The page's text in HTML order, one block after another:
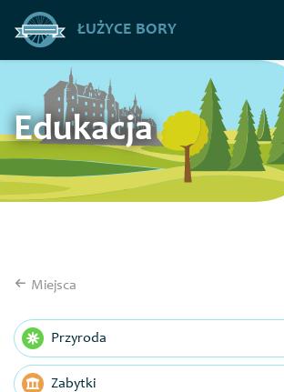
ŁUŻYCE BORY
Edukacja
Miejsca
Przyroda
Zabytki